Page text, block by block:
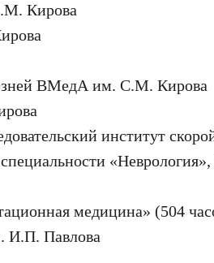
Кирова
ВМедА им. С.М. Кирова
институт
«Неврология»,
медицина» (504
Павлова